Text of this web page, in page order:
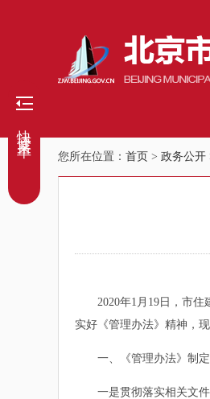
您所在位置： 首页 > 政务公开
2020年1月19日，市住建
实好《管理办法》精神，现
一、《管理办法》制定
一是贯彻落实相关文件
快捷菜单